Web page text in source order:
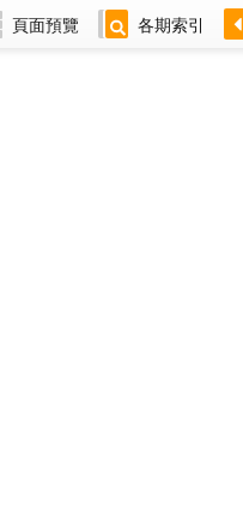
頁面預覽 各期索引